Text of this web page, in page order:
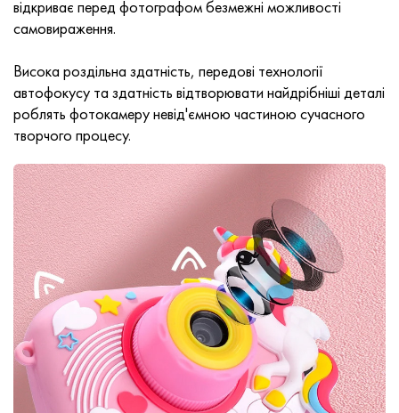
відкриває перед фотографом безмежні можливості
самовираження.
Висока роздільна здатність, передові технології
автофокусу та здатність відтворювати найдрібніші деталі
роблять фотокамеру невід'ємною частиною сучасного
творчого процесу.